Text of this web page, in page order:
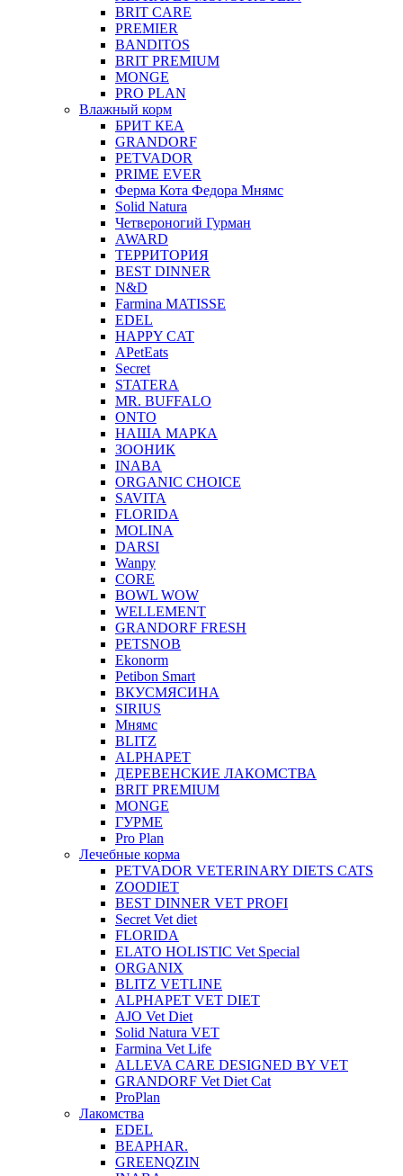
BRIT CARE
PREMIER
BANDITOS
BRIT PREMIUM
MONGE
PRO PLAN
Влажный корм
БРИТ КЕА
GRANDORF
PETVADOR
PRIME EVER
Ферма Кота Федора Мнямс
Solid Natura
Четвероногий Гурман
AWARD
ТЕРРИТОРИЯ
BEST DINNER
N&D
Farmina MATISSE
EDEL
HAPPY CAT
APetEats
Secret
STATERA
MR. BUFFALO
ONTO
НАША МАРКА
ЗООНИК
INABA
ORGANIC CHOICE
SAVITA
FLORIDA
MOLINA
DARSI
Wanpy
CORE
BOWL WOW
WELLEMENT
GRANDORF FRESH
PETSNOB
Ekonorm
Petibon Smart
ВКУСМЯСИНА
SIRIUS
Мнямс
BLITZ
ALPHAPET
ДЕРЕВЕНСКИЕ ЛАКОМСТВА
BRIT PREMIUM
MONGE
ГУРМЕ
Pro Plan
Лечебные корма
PETVADOR VETERINARY DIETS CATS
ZOODIET
BEST DINNER VET PROFI
Secret Vet diet
FLORIDA
ELATO HOLISTIC Vet Special
ORGANIX
BLITZ VETLINE
ALPHAPET VET DIET
AJO Vet Diet
Solid Natura VET
Farmina Vet Life
ALLEVA CARE DESIGNED BY VET
GRANDORF Vet Diet Cat
ProPlan
Лакомства
EDEL
BEAPHAR.
GREENQZIN